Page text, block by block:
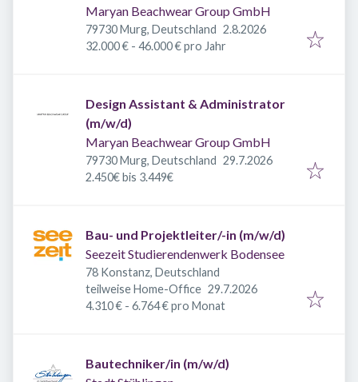
Maryan Beachwear Group GmbH
79730 Murg, Deutschland Veröffentlicht
2.8.2026
32.000 € - 46.000 € pro Jahr
Design Assistant & Administrator
(m/w/d)
Maryan Beachwear Group GmbH
79730 Murg, Deutschland Veröffentlicht
29.7.2026
2.450€ bis 3.449€
Bau- und Projektleiter/-in (m/w/d)
Seezeit Studierendenwerk Bodensee
78 Konstanz, Deutschland
teilweise Home-Office Veröffentlicht
29.7.2026
4.310 € - 6.764 € pro Monat
Bautechniker/in (m/w/d)